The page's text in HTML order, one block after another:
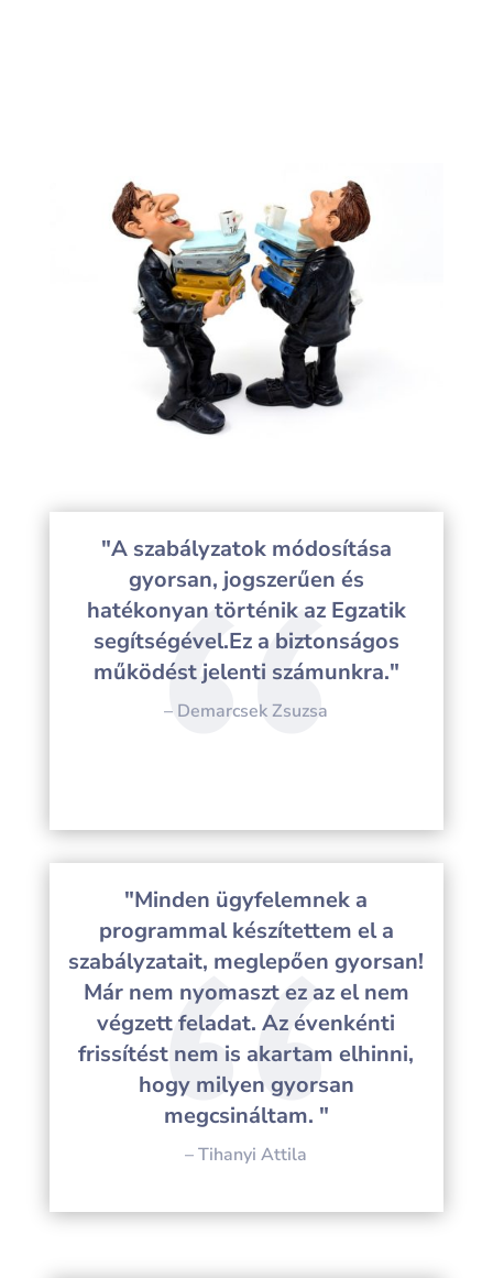
"A szabályzatok módosítása
gyorsan, jogszerűen és
hatékonyan történik az Egzatik
segítségével.Ez a biztonságos
működést jelenti számunkra."
– Demarcsek Zsuzsa
"Minden ügyfelemnek a
programmal készítettem el a
szabályzatait, meglepően gyorsan!
Már nem nyomaszt ez az el nem
végzett feladat. Az évenkénti
frissítést nem is akartam elhinni,
hogy milyen gyorsan
megcsináltam. "
– Tihanyi Attila